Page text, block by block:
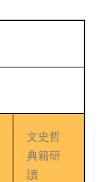
文史哲
典籍研
讀